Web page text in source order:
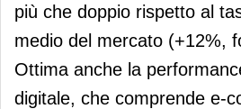
più che doppio rispetto al
medio del mercato (+12%,
Ottima anche la
digitale, che comprende e-